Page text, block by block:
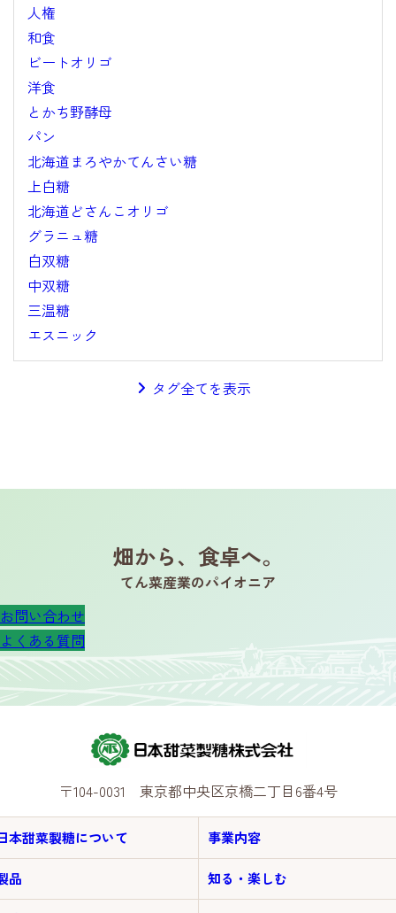
人権
和食
ビートオリゴ
洋食
とかち野酵母
パン
北海道まろやかてんさい糖
上白糖
北海道どさんこオリゴ
グラニュ糖
白双糖
中双糖
三温糖
エスニック
タグ全てを表示
畑から、食卓へ。
てん菜産業のパイオニア
お問い合わせ
よくある質問
〒104-0031 東京都中央区京橋二丁目6番4号
本甜菜製糖について 事業内容
品 知る・楽しむ